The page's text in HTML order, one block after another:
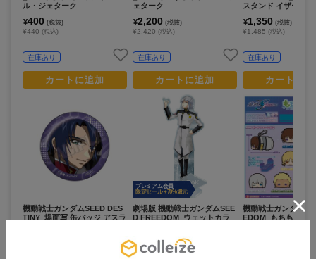
ル・ジェターク
¥400 (税抜)
¥440 (税込)
在庫あり
カートに追加
機動戦士ガンダムSEED DES
TINY_場面写 缶バッジ アスラ
ェターク
¥2,200 (税抜)
¥2,420 (税込)
在庫あり
カートに追加
プレミアム会員
限定セール +70%還元
劇場版 機動戦士ガンダムSEE
D FREEDOM_ウェットカラ
¥
1,350 (税抜)
¥1,485(税込)
スタンド イザーク
¥1,350 (税抜)
¥1,485 (税込)
在庫あり
カートに
機動戦士ガンダム
EDOM_もちもちマ